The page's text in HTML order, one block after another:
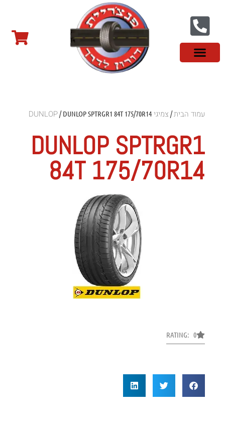
עמוד הבית/צמיגי DUNLOP/ DUNLOP SPTRGR1 84T 175/70R14
DUNLOP SPTRGR1
84T 175/70R14
RATING: 0